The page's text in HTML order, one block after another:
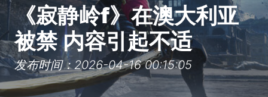
《寂静岭f》在澳大利亚
被禁 内容引起不适
发布时间：2026-04-16 00:15:05